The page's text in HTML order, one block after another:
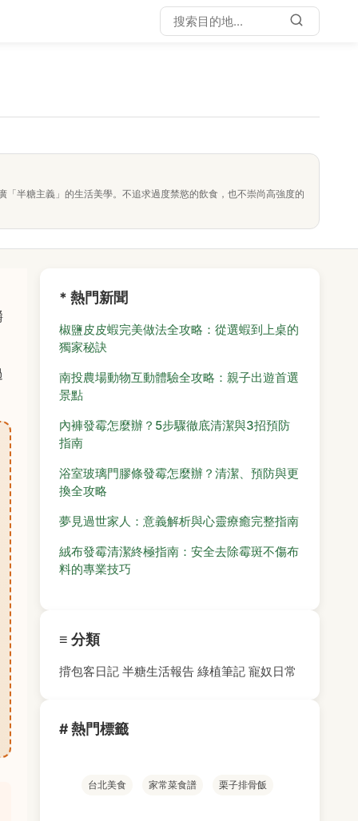
半糖主義」的生活美學。不追求過度禁慾的飲食，也不崇尚高強度的
* 熱門新聞
椒鹽皮皮蝦完美做法全攻略：從選蝦到上桌的
獨家秘訣
南投農場動物互動體驗全攻略：親子出遊首選
景點
內褲發霉怎麼辦？5步驟徹底清潔與3招預防
指南
浴室玻璃門膠條發霉怎麼辦？清潔、預防與更
換全攻略
夢見過世家人：意義解析與心靈療癒完整指南
絨布發霉清潔終極指南：安全去除霉斑不傷布
料的專業技巧
≡ 分類
揹包客日記 半糖生活報告 綠植筆記 寵奴日常
# 熱門標籤
台北美食 家常菜食譜 栗子排骨飯